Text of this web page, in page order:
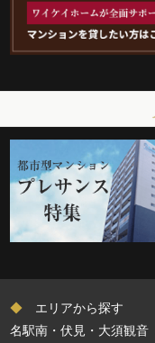
◆ エリアから探す
名駅南・伏見・大須観音